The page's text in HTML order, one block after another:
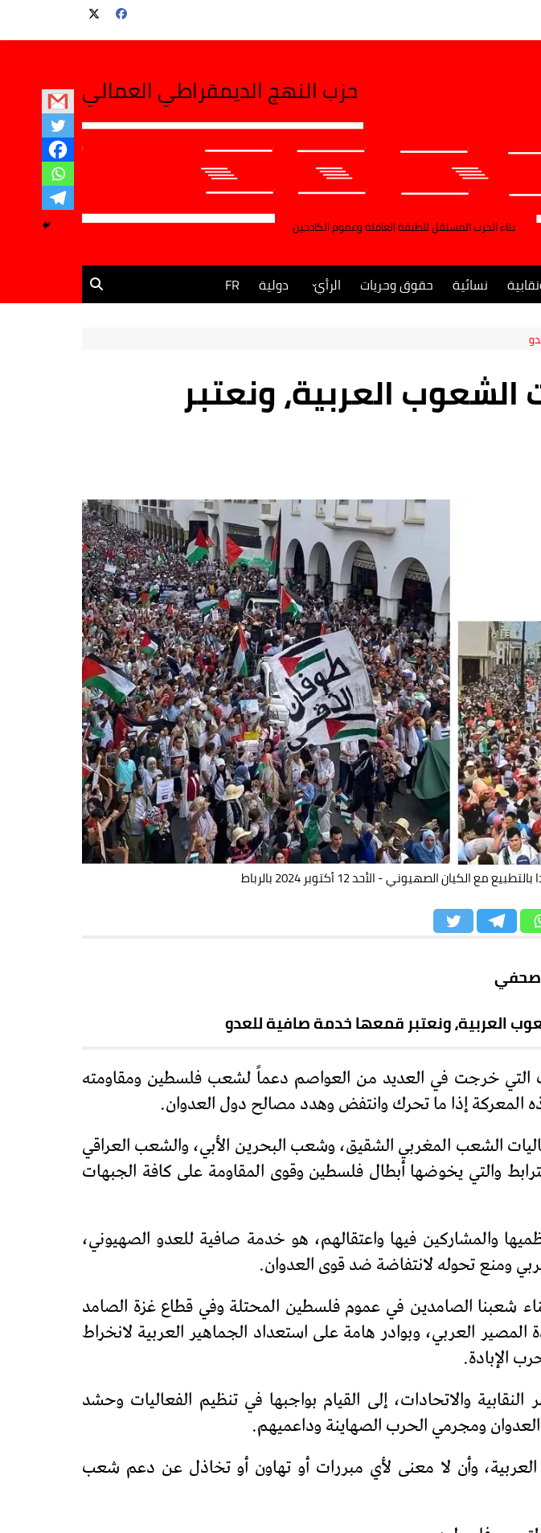
حزب النهج الديمقراطي العمالي
بناء الحزب المستقل للطبقة العاملة وعموم الكادحين
نسائية حقوق وحريات الرأي دولية FR
العربية، ونعتبر
الصهيوني - الأحد 12 أكتوبر 2024 بالرباط
صحفي
العربية، ونعتبر قمعها خدمة صافية للعدو
التي خرجت في العديد من العواصم دعماً لشعب فلسطين ومقاومته
المعركة إذا ما تحرك وانتفض وهدد مصالح دول العدوان.
الشعب المغربي الشقيق، وشعب البحرين الأبي، والشعب العراقي
والتي يخوضها أبطال فلسطين وقوى المقاومة على كافة الجبهات
والمشاركين فيها واعتقالهم، هو خدمة صافية للعدو الصهيوني،
ومنع تحوله لانتفاضة ضد قوى العدوان.
شعبنا الصامدين في عموم فلسطين المحتلة وفي قطاع غزة الصامد
العربي، وبوادر هامة على استعداد الجماهير العربية لانخراط
الإبادة.
والاتحادات، إلى القيام بواجبها في تنظيم الفعاليات وحشد
ومجرمي الحرب الصهاينة وداعميهم.
وأن لا معنى لأي مبررات أو تهاون أو تخاذل عن دعم شعب